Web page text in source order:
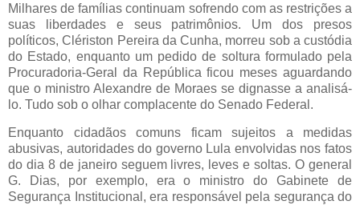
Milhares de famílias continuam sofrendo com as restrições a
suas liberdades e seus patrimônios. Um dos presos
políticos, Clériston Pereira da Cunha, morreu sob a custódia
do Estado, enquanto um pedido de soltura formulado pela
Procuradoria-Geral da República ficou meses aguardando
que o ministro Alexandre de Moraes se dignasse a analisá-
lo. Tudo sob o olhar complacente do Senado Federal.
Enquanto cidadãos comuns ficam sujeitos a medidas
abusivas, autoridades do governo Lula envolvidas nos fatos
do dia 8 de janeiro seguem livres, leves e soltas. O general
G. Dias, por exemplo, era o ministro do Gabinete de
Segurança Institucional, era responsável pela segurança do